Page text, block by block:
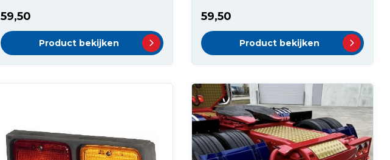
59,50
Product bekijken
59,50
Product bekijken